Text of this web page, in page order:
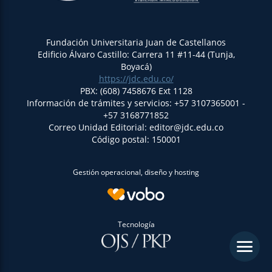
menu
Fundación Universitaria Juan de Castellanos
Edificio Álvaro Castillo: Carrera 11 #11-44 (Tunja,
Boyacá)
https://jdc.edu.co/
PBX: (608) 7458676 Ext 1128
Información de trámites y servicios: +57 3107365001 -
+57 3168771852
Correo Unidad Editorial: editor@jdc.edu.co
Código postal: 150001
Gestión operacional, diseño y hosting
Tecnología